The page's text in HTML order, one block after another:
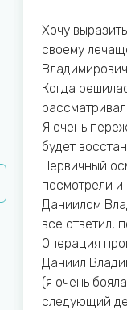
Хочу
своему
Когда
Я очень
будет
Первичный
посмотрели и
Даниилом
все ответил,
Операция
Даниил
(я очень
следующий